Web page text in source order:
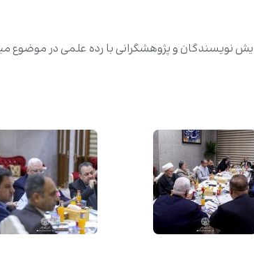
نویسندگان و پژوهشگرانی با رده علمی در موضوع